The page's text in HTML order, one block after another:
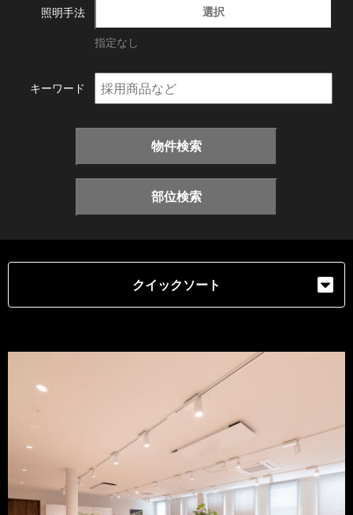
照明手法 選択
指定なし
キーワード
物件検索
部位検索
クイックソート